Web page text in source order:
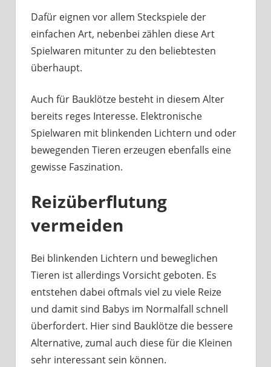
Dafür eignen vor allem Steckspiele der
einfachen Art, nebenbei zählen diese Art
Spielwaren mitunter zu den beliebtesten
überhaupt.
Auch für Bauklötze besteht in diesem Alter
bereits reges Interesse. Elektronische
Spielwaren mit blinkenden Lichtern und oder
bewegenden Tieren erzeugen ebenfalls eine
gewisse Faszination.
Reizüberflutung
vermeiden
Bei blinkenden Lichtern und beweglichen
Tieren ist allerdings Vorsicht geboten. Es
entstehen dabei oftmals viel zu viele Reize
und damit sind Babys im Normalfall schnell
überfordert. Hier sind Bauklötze die bessere
Alternative, zumal auch diese für die Kleinen
sehr interessant sein können.